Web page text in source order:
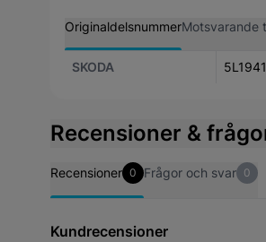
OriginaldelsnummerMotsvarande
SKODA
Recensioner &
Recensioner 0 Frågor och svar 0
Kundrecensioner